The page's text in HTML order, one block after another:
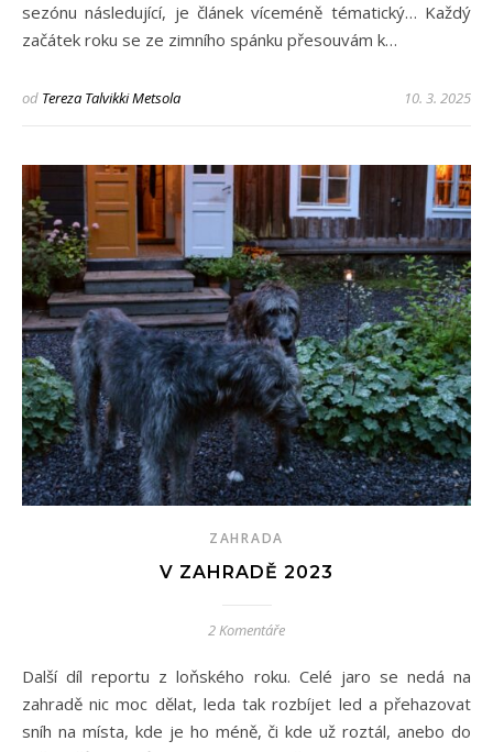
sezónu následující, je článek víceméně tématický… Každý
začátek roku se ze zimního spánku přesouvám k…
od Tereza Talvikki Metsola 10. 3. 2025
ZAHRADA
V ZAHRADĚ 2023
2 Komentáře
Další díl reportu z loňského roku. Celé jaro se nedá na
zahradě nic moc dělat, leda tak rozbíjet led a přehazovat
sníh na místa, kde je ho méně, či kde už roztál, anebo do